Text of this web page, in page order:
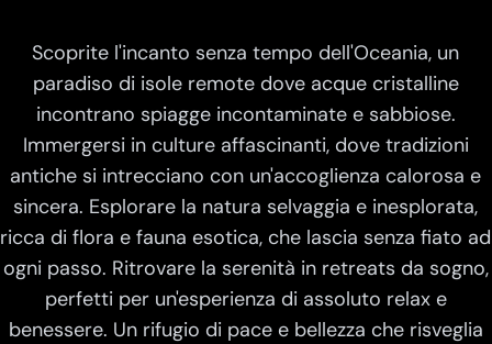
Scoprite l'incanto senza tempo dell'Oceania, un
paradiso di isole remote dove acque cristalline
incontrano spiagge incontaminate e sabbiose.
Immergersi in culture affascinanti, dove tradizioni
antiche si intrecciano con un'accoglienza calorosa e
sincera. Esplorare la natura selvaggia e inesplorata,
ricca di flora e fauna esotica, che lascia senza fiato ad
ogni passo. Ritrovare la serenità in retreats da sogno,
perfetti per un'esperienza di assoluto relax e
benessere. Un rifugio di pace e bellezza che risveglia